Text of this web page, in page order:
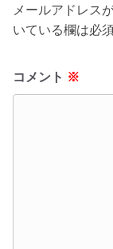
メールアドレス
いている欄は必
コメント ※